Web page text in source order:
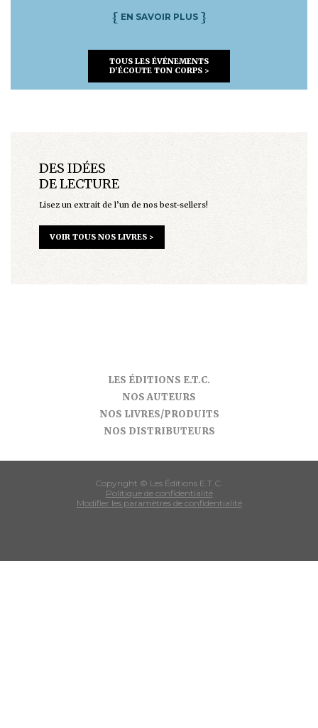
{ EN SAVOIR PLUS }
TOUS LES ÉVÉNEMENTS
D'ÉCOUTE TON CORPS >
DES IDÉES
DE LECTURE
Lisez un extrait de l’un de nos best-sellers!
VOIR TOUS NOS LIVRES >
LES ÉDITIONS E.T.C.
NOS AUTEURS
NOS LIVRES/PRODUITS
NOS DISTRIBUTEURS
Copyright © Les Éditions E.T.C.
Politique de confidentialité
Modifier les paramètres de confidentialité